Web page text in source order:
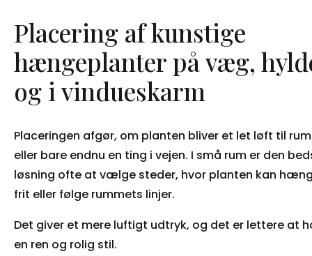
Placering af kunstige
hængeplanter på væg,
og i vindueskarm
Placeringen afgør, om planten bliver et let løft til
eller bare endnu en ting i vejen. I små rum er den
løsning ofte at vælge steder, hvor planten kan
frit eller følge rummets linjer.
Det giver et mere luftigt udtryk, og det er lettere at
en ren og rolig stil.